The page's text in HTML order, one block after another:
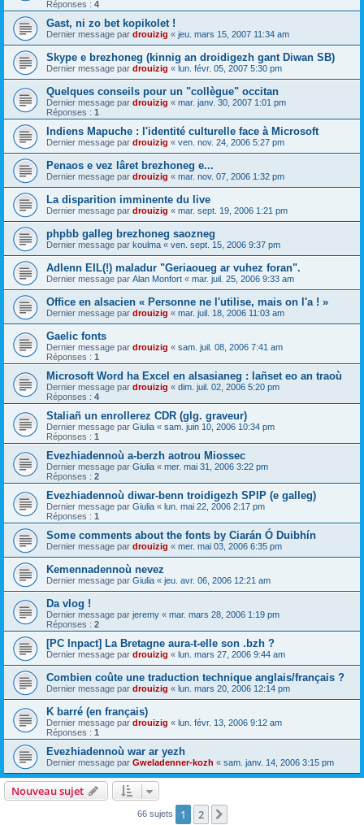
Réponses : 4
Gast, ni zo bet kopikolet !
Dernier message par drouizig « jeu. mars 15, 2007 11:34 am
Skype e brezhoneg (kinnig an droidigezh gant Diwan SB)
Dernier message par drouizig « lun. févr. 05, 2007 5:30 pm
Quelques conseils pour un "collègue" occitan
Dernier message par drouizig « mar. janv. 30, 2007 1:01 pm
Réponses : 1
Indiens Mapuche : l'identité culturelle face à Microsoft
Dernier message par drouizig « ven. nov. 24, 2006 5:27 pm
Penaos e vez lâret brezhoneg e...
Dernier message par drouizig « mar. nov. 07, 2006 1:32 pm
La disparition imminente du live
Dernier message par drouizig « mar. sept. 19, 2006 1:21 pm
phpbb galleg brezhoneg saozneg
Dernier message par koulma « ven. sept. 15, 2006 9:37 pm
Adlenn EIL(!) maladur "Geriaoueg ar vuhez foran".
Dernier message par Alan Monfort « mar. juil. 25, 2006 9:33 am
Office en alsacien « Personne ne l'utilise, mais on l'a ! »
Dernier message par drouizig « mar. juil. 18, 2006 11:03 am
Gaelic fonts
Dernier message par drouizig « sam. juil. 08, 2006 7:41 am
Réponses : 1
Microsoft Word ha Excel en alsasianeg : lañset eo an traoù
Dernier message par drouizig « dim. juil. 02, 2006 5:20 pm
Réponses : 4
Staliañ un enrollerez CDR (glg. graveur)
Dernier message par Giulia « sam. juin 10, 2006 10:34 pm
Réponses : 1
Evezhiadennoù a-berzh aotrou Miossec
Dernier message par Giulia « mer. mai 31, 2006 3:22 pm
Réponses : 2
Evezhiadennoù diwar-benn troidigezh SPIP (e galleg)
Dernier message par Giulia « lun. mai 22, 2006 2:17 pm
Réponses : 1
Some comments about the fonts by Ciarán Ó Duibhín
Dernier message par drouizig « mer. mai 03, 2006 6:35 pm
Kemennadennoù nevez
Dernier message par Giulia « jeu. avr. 06, 2006 12:21 am
Da vlog !
Dernier message par jeremy « mar. mars 28, 2006 1:19 pm
Réponses : 2
[PC Inpact] La Bretagne aura-t-elle son .bzh ?
Dernier message par drouizig « lun. mars 27, 2006 9:44 am
Combien coûte une traduction technique anglais/français ?
Dernier message par drouizig « lun. mars 20, 2006 12:14 pm
K barré (en français)
Dernier message par drouizig « lun. févr. 13, 2006 9:12 am
Réponses : 1
Evezhiadennoù war ar yezh
Dernier message par Gweladenner-kozh « sam. janv. 14, 2006 3:15 pm
Nouveau sujet
66 sujets 1 2